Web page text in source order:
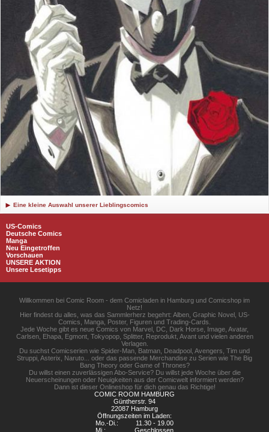
Eine kleine Auswahl unserer Lieblingscomics
US-Comics
Deutsche Comics
Manga
Neu Eingetroffen
Vorschauen
UNSERE AKTION
Unsere Lesetipps
Willkommen bei Comic Room - dem Comicladen in Hamburg und Comicshop im
Netz!
Hier findest du alles, was das Sammlerherz begehrt: Alben, Graphic Novel, US-
Comics, Manga, Poster, Figuren und Trading-Cards.
Jede Woche gibt es neue Comics von Marvel, DC, Dark Horse, Image, Avatar,
Carlsen, Ehapa, Egmont, Tokyopop, Splitter, Reprodukt, Avant und vielen anderen
Verlagen.
Du suchst Comicserien wie Spider-Man, Batman, Deadpool, Avengers, Tim und
Struppi, Asterix, Naruto... oder das passende Merchandise zu Serien wie The Big
Bang Theory oder Game of Thrones?
Du willst einen zuverlässigen Abo-Service? Du willst jede Woche über die
Neuerscheinungen oder Neuigkeiten aus der Comicwelt informiert werden?
Dann ist dieser Onlineshop für dich genau das Richtige!
COMIC ROOM HAMBURG
Güntherstr. 94
22087 Hamburg
Öffnungszeiten im Laden:
Mo.-Di.:
11.30 - 19.00
Mi.:
Geschlossen